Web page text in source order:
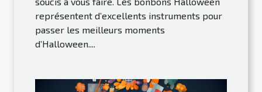
représentent d’excellents instruments pour
passer les meilleurs moments
d’Halloween....